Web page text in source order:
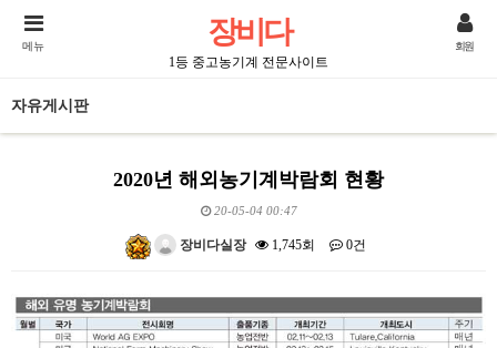
장비다
1등 중고농기계 전문사이트
메뉴 회원
자유게시판
2020년 해외농기계박람회 현황
20-05-04 00:47
장비다실장 1,745회 0건
본문